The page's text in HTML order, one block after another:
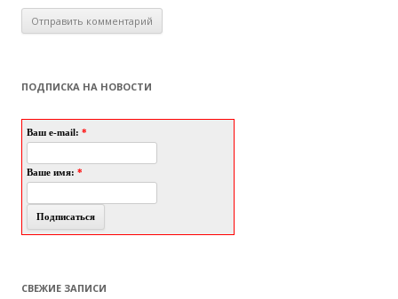
ПОДПИСКА НА НОВОСТИ
Ваш e-mail: *
Ваше имя: *
СВЕЖИЕ ЗАПИСИ